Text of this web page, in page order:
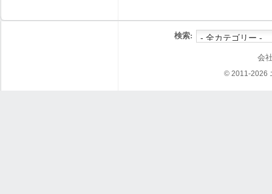
検索:
会
© 2011-2026